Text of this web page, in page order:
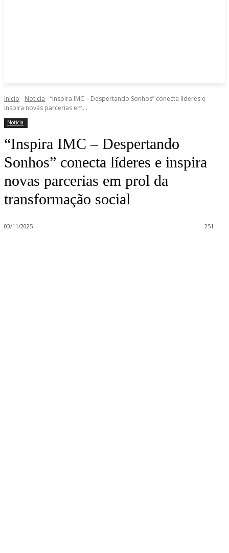
Início Notícia
“Inspira IMC – Despertando Sonhos” conecta líderes e
inspira novas parcerias em...
Notícia
“Inspira IMC – Despertando
Sonhos” conecta líderes e inspira
novas parcerias em prol da
transformação social
03/11/2025 251